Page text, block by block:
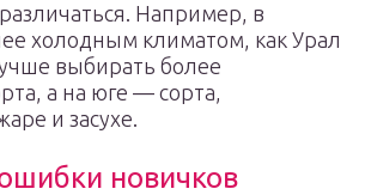
Например, в
холодным климатом, как Урал
выбирать более
а на юге — сорта,
и засухе.
новичков